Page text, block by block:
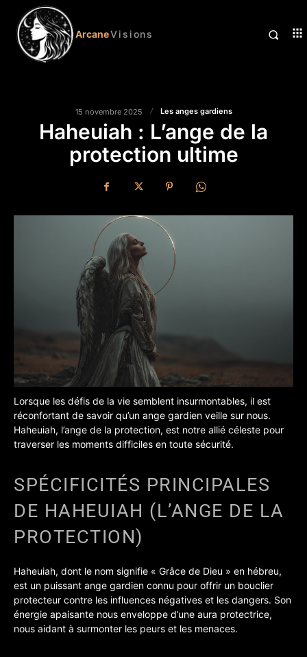
ArcaneVisions
15 novembre 2025 Les anges gardiens
Haheuiah : L’ange de la
protection ultime
Lorsque les défis de la vie semblent insurmontables, il est
réconfortant de savoir qu’un ange gardien veille sur nous.
Haheuiah, l’ange de la protection, est notre allié céleste pour
traverser les moments difficiles en toute sécurité.
SPÉCIFICITÉS PRINCIPALES
DE HAHEUIAH (L’ANGE DE LA
PROTECTION)
Haheuiah, dont le nom signifie « Grâce de Dieu » en hébreu,
est un puissant ange gardien connu pour offrir un bouclier
protecteur contre les influences négatives et les dangers. Son
énergie apaisante nous enveloppe d’une aura protectrice,
nous aidant à surmonter les peurs et les menaces.